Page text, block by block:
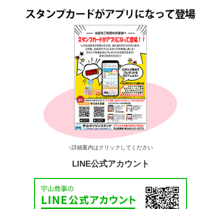
↑詳細案内はクリックしてください
LINE公式アカウント